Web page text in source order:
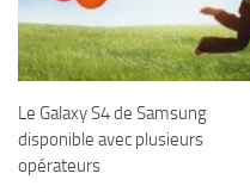
Le Galaxy S4 de Samsung
disponible avec plusieurs
opérateurs